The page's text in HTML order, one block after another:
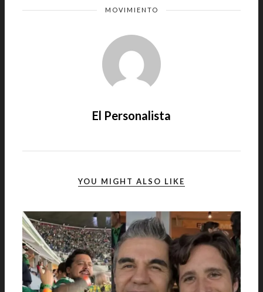
MOVIMIENTO
El Personalista
YOU MIGHT ALSO LIKE